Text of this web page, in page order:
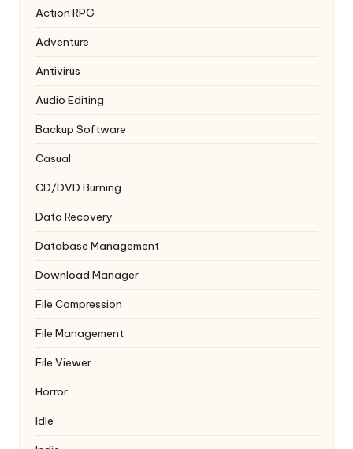
Action RPG
Adventure
Antivirus
Audio Editing
Backup Software
Casual
CD/DVD Burning
Data Recovery
Database Management
Download Manager
File Compression
File Management
File Viewer
Horror
Idle